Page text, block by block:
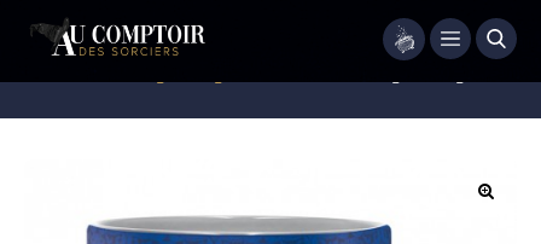
Menu